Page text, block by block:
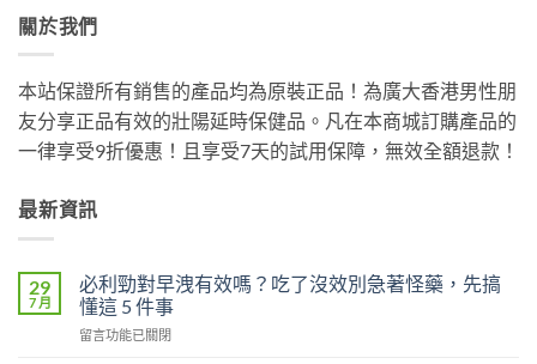
關於我們
本站保證所有銷售的產品均為原裝正品！為廣大香港男性朋
友分享正品有效的壯陽延時保健品。凡在本商城訂購產品的
一律享受9折優惠！且享受7天的試用保障，無效全額退款！
最新資訊
29
7 月
必利勁對早洩有效嗎？吃了沒效別急著怪藥，先搞
懂這 5 件事
在
留言功能已關閉